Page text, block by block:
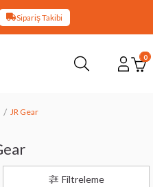
Sipariş Takibi
0
JR Gear
Filtreleme